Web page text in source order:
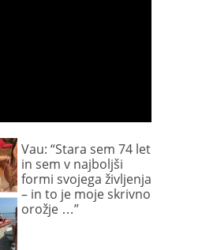
Vau: “Stara sem 74 let
in sem v najboljši
formi svojega življenja
– in to je moje skrivno
orožje …”